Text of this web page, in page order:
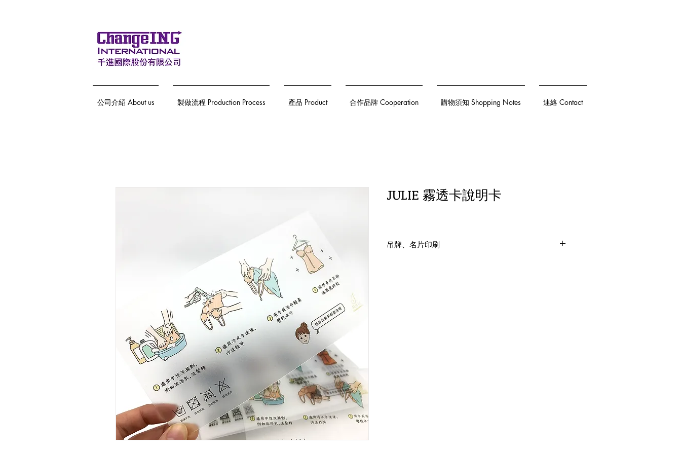
公司介紹 About us 製做流程 Production Process 產品 Product 合作品牌 Cooperation 購物須知 Shopping Notes 連絡 Contact
JULIE 霧透卡說明卡
吊牌、名片印刷